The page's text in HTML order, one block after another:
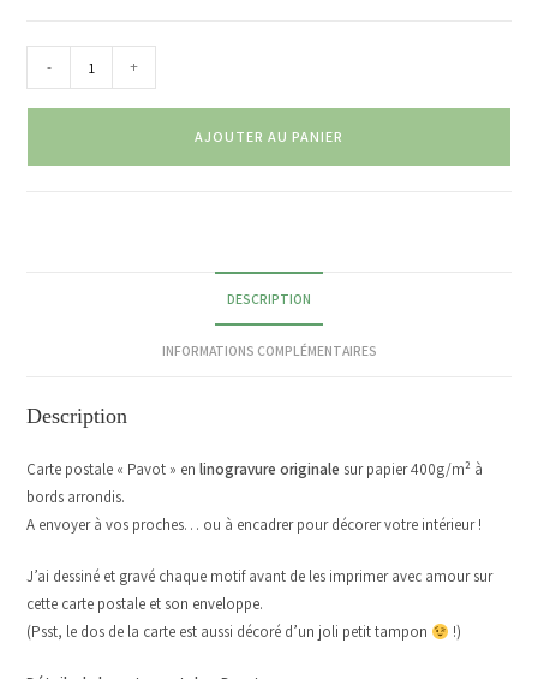
- +
AJOUTER AU PANIER
DESCRIPTION
INFORMATIONS COMPLÉMENTAIRES
Description
Carte postale « Pavot » enlinogravure originale sur papier 400g/m² à
bords arrondis.
A envoyer à vos proches… ou à encadrer pour décorer votre intérieur !
J’ai dessiné et gravé chaque motif avant de les imprimer avec amour sur
cette carte postale et son enveloppe.
(Psst, le dos de la carte est aussi décoré d’un joli petit tampon
!)